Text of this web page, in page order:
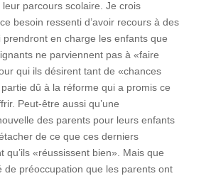
leur parcours scolaire. Je crois
besoin ressenti d’avoir recours à des
prendront en charge les enfants que
ne parviennent pas à «faire
qui ils désirent tant de «chances
dû à la réforme qui a promis ce
Peut-être aussi qu’une
des parents pour leurs enfants
de ce que ces derniers
qu’ils «réussissent bien». Mais que
de préoccupation que les parents ont